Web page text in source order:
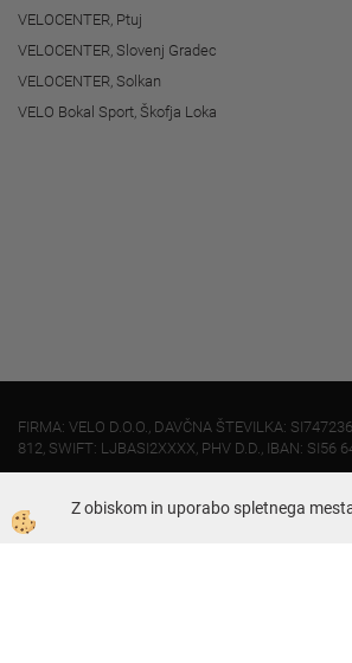
VELOCENTER, Ptuj
VELOCENTER, Slovenj Gradec
VELOCENTER, Solkan
VELO Bokal Sport, Škofja Loka
FIRMA: VELO D.O.O., DAVČNA ŠTEVILKA:
812, SWIFT: LJBASI2XXXX, PHV D.D., IBAN: SI56
Dunajska 421, 1231 - Ljubljana Črnuče
Z obiskom in uporabo spletnega